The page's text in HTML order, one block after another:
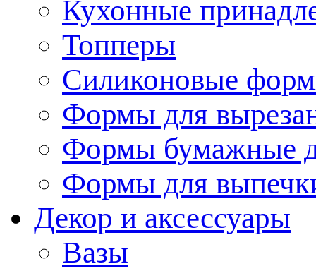
Кухонные
Топперы
Силиконовые
Формы для
Формы бумажные
Формы для
Декор и аксессуары
Вазы